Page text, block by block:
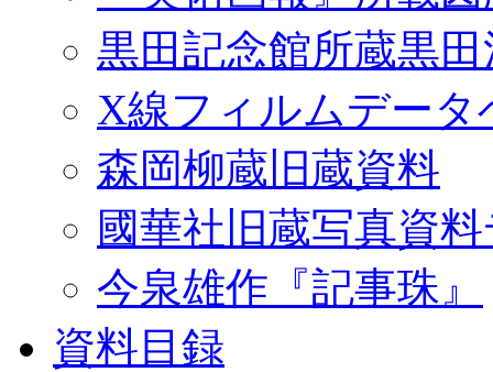
黒田記念館所蔵黒
X線フィルムデータ
森岡柳蔵旧蔵資料
國華社旧蔵写真資
今泉雄作『記事珠』
資料目録